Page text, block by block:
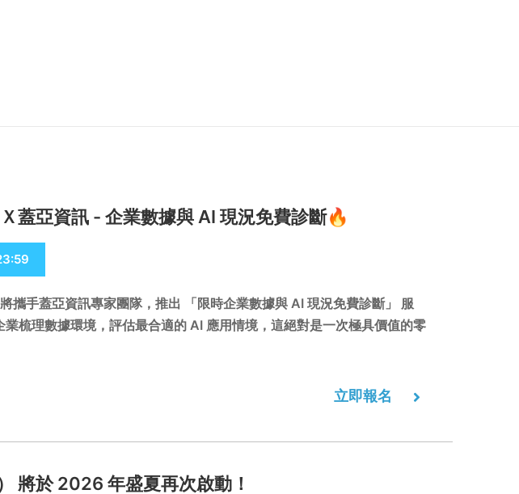
蓋亞資訊 - 企業數據與 AI 現況免費診斷🔥
攜手蓋亞資訊專家團隊，推出 「限時企業數據與 AI 現況免費診斷」 服
梳理數據環境，評估最合適的 AI 應用情境，這絕對是一次極具價值的零
立即報名
將於 2026 年盛夏再次啟動！